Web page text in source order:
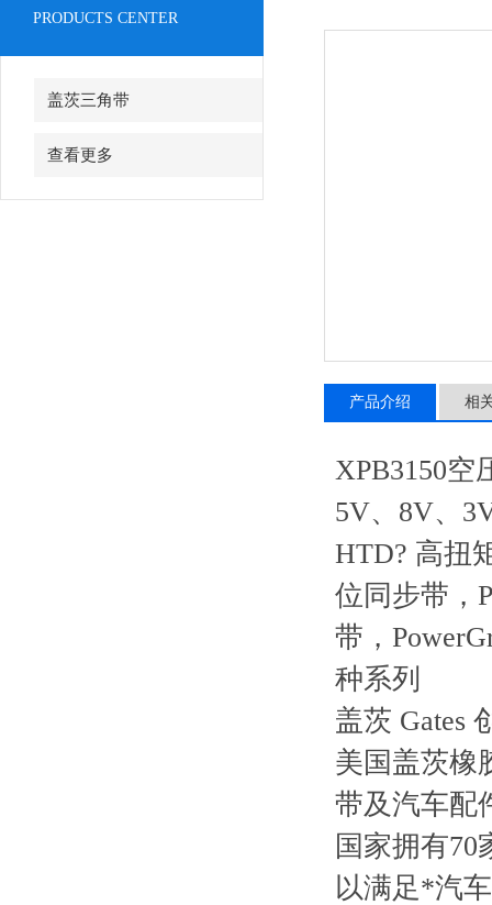
PRODUCTS CENTER
盖茨三角带
查看更多
产品介绍 相
XPB3150空
5V、8V、
HTD? 高扭
位同步带，
带，
种系列
盖茨 Gates
美国盖茨橡
带及汽车配
国家拥有
以满足*汽